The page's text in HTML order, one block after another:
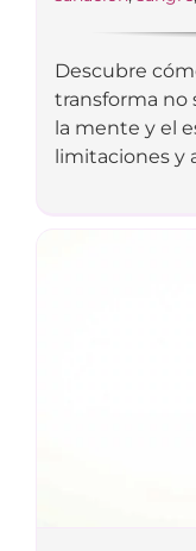
Descubre
transforma no
la mente y el
limitaciones y